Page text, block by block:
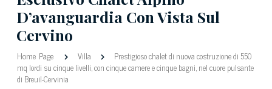
D’avanguardia Con Vista Sul
Cervino
Home Page Villa
Prestigioso chalet di nuova costruzione di 550
mq lordi su cinque livelli, con cinque camere e cinque bagni, nel cuore pulsante
di Breuil-Cervinia